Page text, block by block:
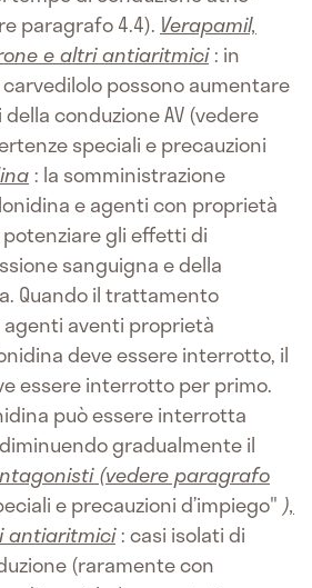
paragrafo 4.4). Verapamil,
e altri antiaritmici : in
possono aumentare
conduzione AV (vedere
speciali e precauzioni
: la somministrazione
e agenti con proprietà
gli effetti di
sanguigna e della
Quando il trattamento
aventi proprietà
deve essere interrotto, il
essere interrotto per primo.
può essere interrotta
gradualmente il
(vedere paragrafo
e precauzioni d’impiego" ),
antiaritmici : casi isolati di
(raramente con